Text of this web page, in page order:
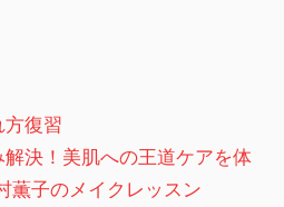
方復習
決！美肌への王道ケアを体
薫子のメイクレッスン